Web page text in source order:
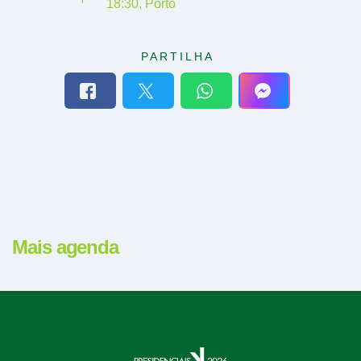
18:30, Porto
PARTILHA
Mais agenda